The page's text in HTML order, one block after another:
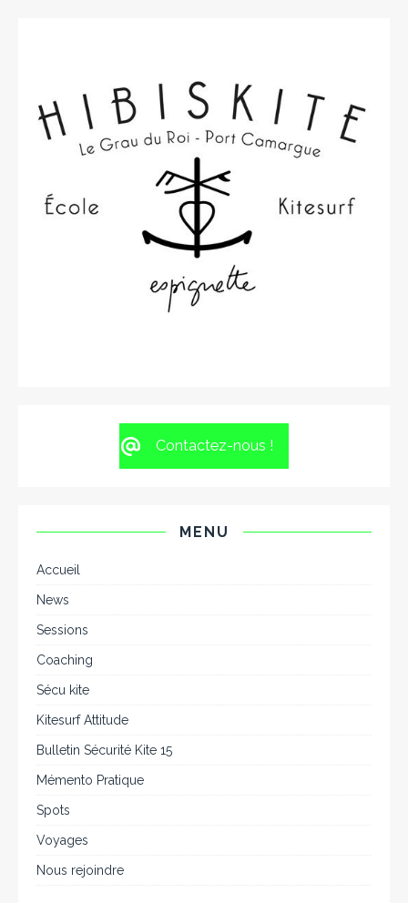
Contactez-nous !
MENU
Accueil
News
Sessions
Coaching
Sécu kite
Kitesurf Attitude
Bulletin Sécurité Kite 15
Mémento Pratique
Spots
Voyages
Nous rejoindre